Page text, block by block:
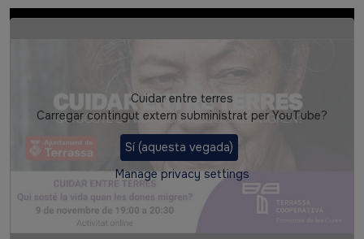
Video
Cuidar entre terres
Carregar contingut extern subministrat per YouTube?
Sí (aquesta vegada)
Manage privacy settings